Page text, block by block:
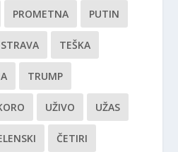
PROMETNA PUTIN
STRAVA TEŠKA
TRUMP
UŽIVO UŽAS
ČETIRI